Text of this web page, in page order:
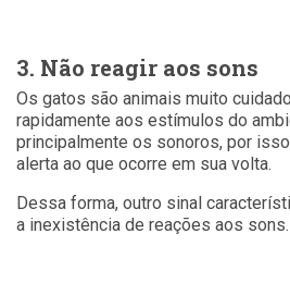
3. Não reagir aos sons
Os gatos são animais muito
rapidamente aos estímulos do
principalmente os sonoros, por
alerta ao que ocorre em sua volta.
Dessa forma, outro sinal
a inexistência de reações aos sons.